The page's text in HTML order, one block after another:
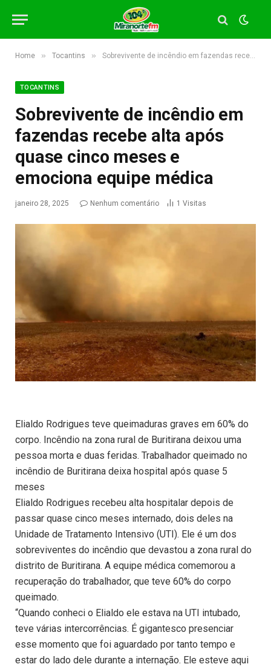
Home » Tocantins » Sobrevivente de incêndio em fazendas recebe alta após quase cinco meses e emociona equipe médica
TOCANTINS
Sobrevivente de incêndio em
fazendas recebe alta após
quase cinco meses e
emociona equipe médica
janeiro 28, 2025 Nenhum comentário 1 Visitas
Elialdo Rodrigues teve queimaduras graves em 60% do
corpo. Incêndio na zona rural de Buritirana deixou uma
pessoa morta e duas feridas. Trabalhador queimado no
incêndio de Buritirana deixa hospital após quase 5
meses
Elialdo Rodrigues recebeu alta hospitalar depois de
passar quase cinco meses internado, dois deles na
Unidade de Tratamento Intensivo (UTI). Ele é um dos
sobreviventes do incêndio que devastou a zona rural do
distrito de Buritirana. A equipe médica comemorou a
recuperação do trabalhador, que teve 60% do corpo
queimado.
“Quando conheci o Elialdo ele estava na UTI intubado,
teve várias intercorrências. É gigantesco presenciar
esse momento que foi aguardado por tanto tempo e
estar do lado dele durante a internação. Ele esteve aqui